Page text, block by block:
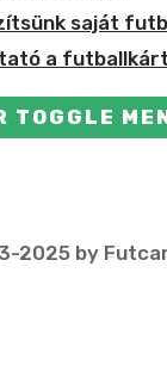
saját
a
TOGGLE
2025 by